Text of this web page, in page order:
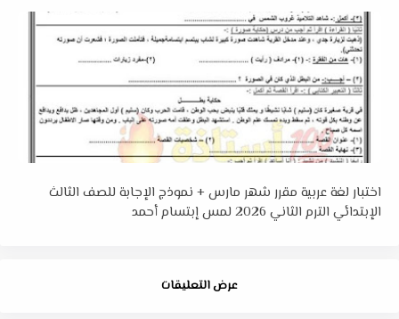
اختبار لغة عربية مقرر شهر مارس + نموذج الإجابة للصف الثالث
الإبتدائي الترم الثاني 2026 لمس إبتسام أحمد
عرض التعليقات